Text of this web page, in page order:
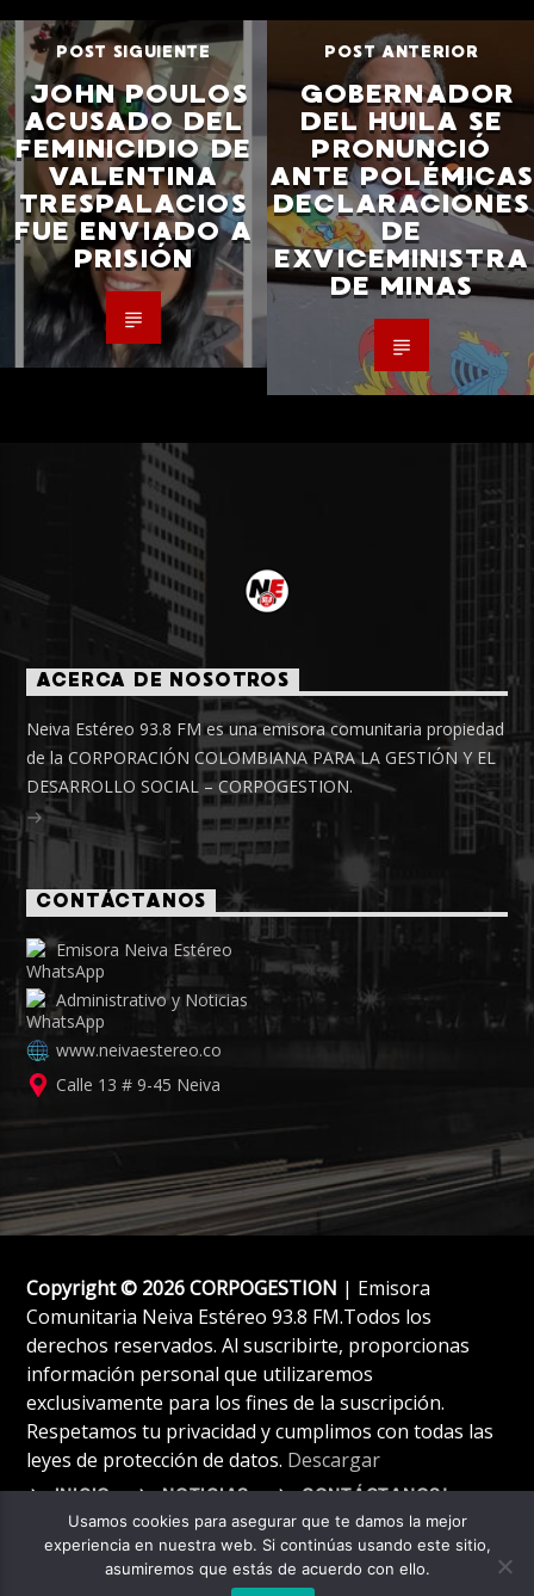
POST SIGUIENTE
JOHN POULOS
ACUSADO DEL
FEMINICIDIO DE
VALENTINA
TRESPALACIOS
FUE ENVIADO A
PRISIÓN
POST ANTERIOR
GOBERNADOR
DEL HUILA SE
PRONUNCIÓ
ANTE POLÉMICAS
DECLARACIONES
DE
EXVICEMINISTRA
DE MINAS
ACERCA DE NOSOTROS
Neiva Estéreo 93.8 FM es una emisora comunitaria propiedad
de la CORPORACIÓN COLOMBIANA PARA LA GESTIÓN Y EL
DESARROLLO SOCIAL – CORPOGESTION.
CONTÁCTANOS
Emisora Neiva Estéreo
Administrativo y Noticias
www.neivaestereo.co
Calle 13 # 9-45 Neiva
Copyright © 2026 CORPOGESTION | Emisora
Comunitaria Neiva Estéreo 93.8 FM.Todos los
derechos reservados. Al suscribirte, proporcionas
información personal que utilizaremos
exclusivamente para los fines de la suscripción.
Respetamos tu privacidad y cumplimos con todas las
leyes de protección de datos. Descargar
INICIO NOTICIAS CONTÁCTANOS!
Usamos cookies para asegurar que te damos la mejor
experiencia en nuestra web. Si continúas usando este sitio,
asumiremos que estás de acuerdo con ello.